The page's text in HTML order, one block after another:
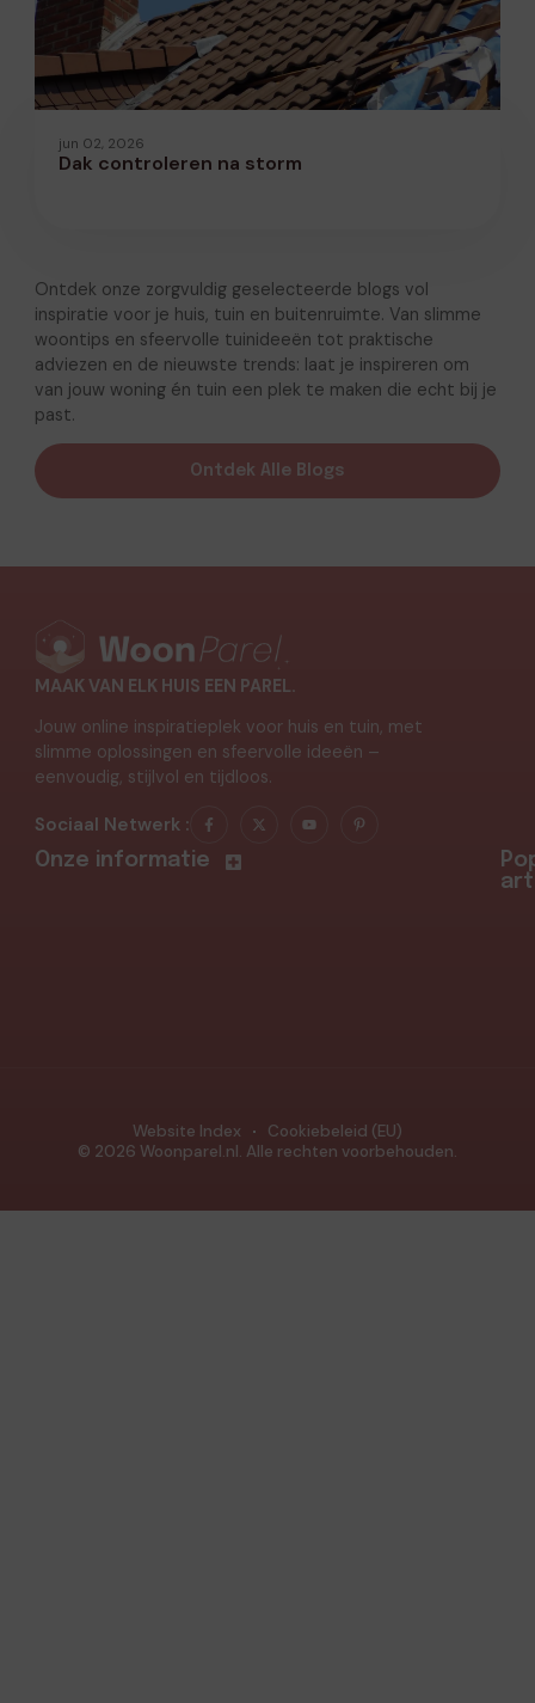
jun 02, 2026
Dak controleren na storm
Ontdek onze zorgvuldig geselecteerde blogs vol
inspiratie voor je huis, tuin en buitenruimte. Van slimme
woontips en sfeervolle tuinideeën tot praktische
adviezen en de nieuwste trends: laat je inspireren om
van jouw woning én tuin een plek te maken die echt bij je
past.
Ontdek Alle Blogs
MAAK VAN ELK HUIS EEN PAREL.
Jouw online inspiratieplek voor huis en tuin, met
slimme oplossingen en sfeervolle ideeën –
eenvoudig, stijlvol en tijdloos.
Sociaal Netwerk :
Onze informatie
© 2026 Woonparel.nl. Alle rechten voorbehouden.
Website Index Cookiebeleid (EU)